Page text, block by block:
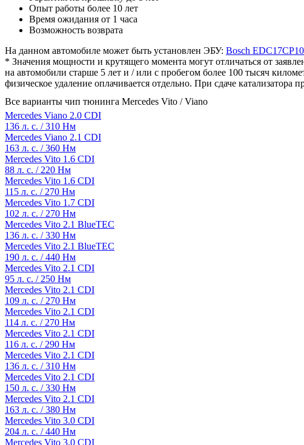
Опыт работы более 10 лет
Время ожидания от 1 часа
Возможность возврата
На данном автомобиле может быть установлен ЭБУ: Bosch EDC17CP10
* Значения мощности и крутящего момента могут отличаться от
на автомобили старше 5 лет и / или с пробегом более 100 тысяч
физическое удаление оплачивается отдельно. При сдаче катализатора
Все варианты чип тюнинга Mercedes Vito / Viano
Mercedes Viano 2.0 CDI
136 л. с. / 310 Нм
Mercedes Viano 2.1 CDI
163 л. с. / 360 Нм
Mercedes Vito 1.6 CDI
88 л. с. / 220 Нм
Mercedes Vito 1.6 CDI
115 л. с. / 270 Нм
Mercedes Vito 1.7 CDI
102 л. с. / 270 Нм
Mercedes Vito 2.1 BlueTEC
136 л. с. / 330 Нм
Mercedes Vito 2.1 BlueTEC
190 л. с. / 440 Нм
Mercedes Vito 2.1 CDI
95 л. с. / 250 Нм
Mercedes Vito 2.1 CDI
109 л. с. / 270 Нм
Mercedes Vito 2.1 CDI
114 л. с. / 270 Нм
Mercedes Vito 2.1 CDI
116 л. с. / 290 Нм
Mercedes Vito 2.1 CDI
136 л. с. / 310 Нм
Mercedes Vito 2.1 CDI
150 л. с. / 330 Нм
Mercedes Vito 2.1 CDI
163 л. с. / 380 Нм
Mercedes Vito 3.0 CDI
204 л. с. / 440 Нм
Mercedes Vito 3.0 CDI